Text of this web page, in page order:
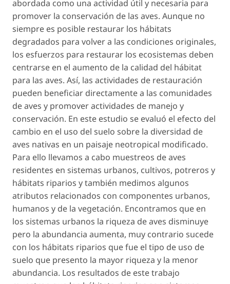
abordada como una actividad útil y necesaria para
promover la conservación de las aves. Aunque no
siempre es posible restaurar los hábitats
degradados para volver a las condiciones originales,
los esfuerzos para restaurar los ecosistemas deben
centrarse en el aumento de la calidad del hábitat
para las aves. Así, las actividades de restauración
pueden beneficiar directamente a las comunidades
de aves y promover actividades de manejo y
conservación. En este estudio se evaluó el efecto del
cambio en el uso del suelo sobre la diversidad de
aves nativas en un paisaje neotropical modificado.
Para ello llevamos a cabo muestreos de aves
residentes en sistemas urbanos, cultivos, potreros y
hábitats riparios y también medimos algunos
atributos relacionados con componentes urbanos,
humanos y de la vegetación. Encontramos que en
los sistemas urbanos la riqueza de aves disminuye
pero la abundancia aumenta, muy contrario sucede
con los hábitats riparios que fue el tipo de uso de
suelo que presento la mayor riqueza y la menor
abundancia. Los resultados de este trabajo